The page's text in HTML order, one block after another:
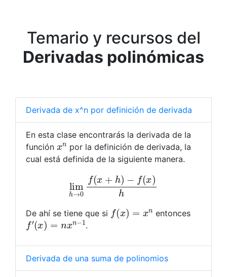
Temario y recursos del
Derivadas polinómicas
Derivada de x^n por definición de derivada
En esta clase encontrarás la derivada de la
función xn por la definición de derivada, la
cual está definida de la siguiente manera.
→0 ( +h f(x)h
De ahí se tiene que si f(x )= entonces
f′(x)= nx n−1 .
Derivada de una suma de polinomios